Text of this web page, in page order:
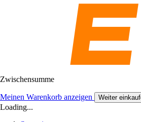
Zwischensumme
Meinen Warenkorb anzeigen Weiter
Loading...